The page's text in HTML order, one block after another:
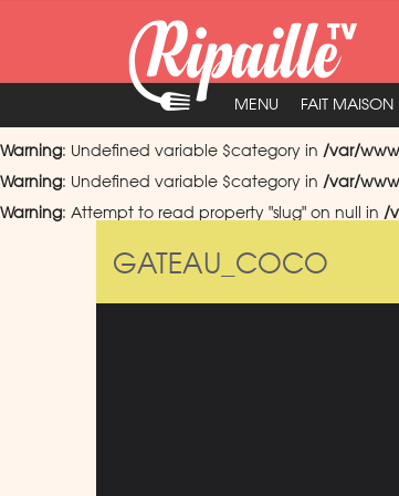
MENU FAIT MAISON
Warning: Undefined variable $category in /var/
Warning: Undefined variable $category in /var/
Warning: Attempt to read property "slug" on null in /
GATEAU_COCO